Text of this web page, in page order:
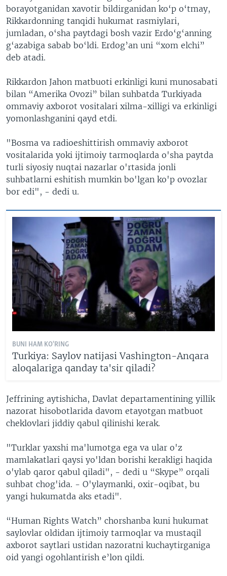
borayotganidan xavotir bildirganidan ko‘p o‘tmay,
Rikkardonning tanqidi hukumat rasmiylari,
jumladan, o‘sha paytdagi bosh vazir Erdo‘g‘anning
g‘azabiga sabab bo‘ldi. Erdog’an uni “xom elchi”
deb atadi.
Rikkardon Jahon matbuoti erkinligi kuni munosabati
bilan “Amerika Ovozi” bilan suhbatda Turkiyada
ommaviy axborot vositalari xilma-xilligi va erkinligi
yomonlashganini qayd etdi.
"Bosma va radioeshittirish ommaviy axborot
vositalarida yoki ijtimoiy tarmoqlarda o'sha paytda
turli siyosiy nuqtai nazarlar o'rtasida jonli
suhbatlarni eshitish mumkin bo'lgan ko'p ovozlar
bor edi", - dedi u.
BUNI HAM KO'RING
Turkiya: Saylov natijasi Vashington-Anqara
aloqalariga qanday ta'sir qiladi?
Jeffrining aytishicha, Davlat departamentining yillik
nazorat hisobotlarida davom etayotgan matbuot
cheklovlari jiddiy qabul qilinishi kerak.
"Turklar yaxshi ma'lumotga ega va ular o'z
mamlakatlari qaysi yo'ldan borishi kerakligi haqida
o'ylab qaror qabul qiladi", - dedi u “Skype” orqali
suhbat chog'ida. - O'ylaymanki, oxir-oqibat, bu
yangi hukumatda aks etadi".
“Human Rights Watch” chorshanba kuni hukumat
saylovlar oldidan ijtimoiy tarmoqlar va mustaqil
axborot saytlari ustidan nazoratni kuchaytirganiga
oid yangi ogohlantirish e’lon qildi.